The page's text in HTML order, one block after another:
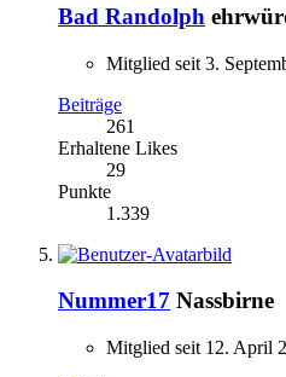
Bad Randolph
Mitglied seit 3.
Beiträge
261
Erhaltene Likes
29
Punkte
1.339
Nummer17 Nassbirne
Mitglied seit 12. April